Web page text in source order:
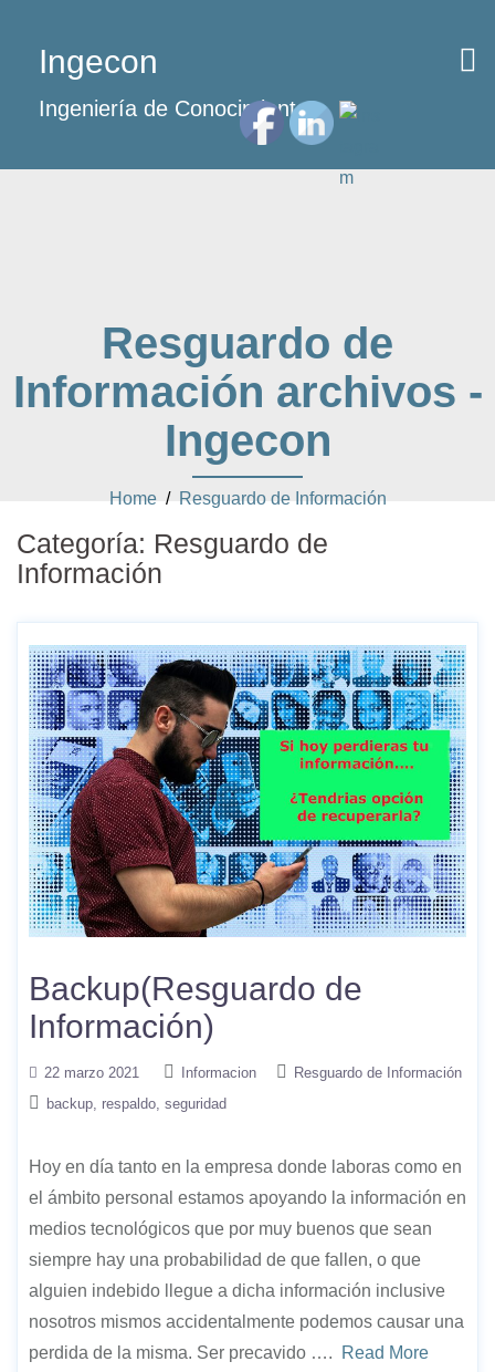
Ingecon
Ingeniería de Conocimientos
Resguardo de
Información archivos -
Ingecon
Home/ Resguardo de Información
Categoría: Resguardo de
Información
Backup(Resguardo de
Información)
22 marzo 2021 Informacion
Resguardo de Información
backup respaldo seguridad
Hoy en día tanto en la empresa donde laboras como en
el ámbito personal estamos apoyando la información en
medios tecnológicos que por muy buenos que sean
siempre hay una probabilidad de que fallen, o que
alguien indebido llegue a dicha información inclusive
nosotros mismos accidentalmente podemos causar una
perdida de la misma. Ser precavido ….
Read More